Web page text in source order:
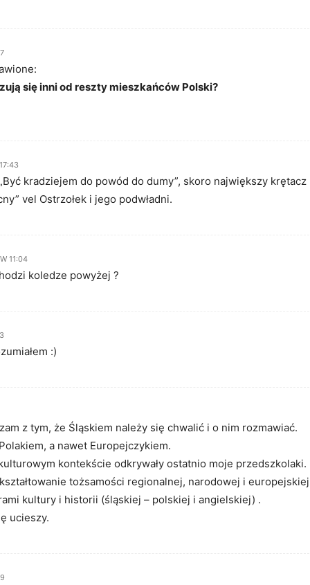
się inni od reszty mieszkańców Polski?
kradziejem do powód do dumy”, skoro największy krętacz
vel Ostrzołek i jego podwładni.
11:04
koledze powyżej ?
:)
z tym, że Śląskiem należy się chwalić i o nim rozmawiać.
a nawet Europejczykiem.
kontekście odkrywały ostatnio moje przedszkolaki.
tożsamości regionalnej, narodowej i europejskiej
kultury i historii (śląskiej – polskiej i angielskiej) .
ucieszy.